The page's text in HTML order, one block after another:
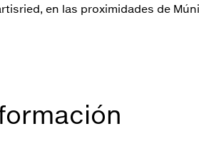
en las proximidades de